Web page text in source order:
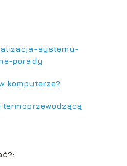
systemu-
porady
komputerze?